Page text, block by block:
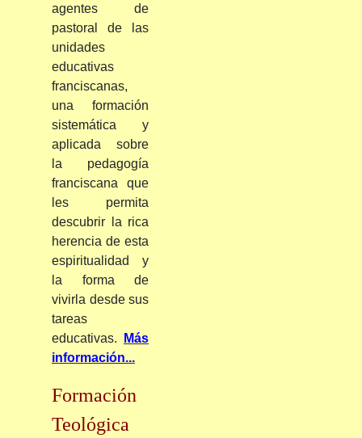
agentes de
pastoral de las
unidades
educativas
franciscanas,
una formación
sistemática y
aplicada sobre
la pedagogía
franciscana que
les permita
descubrir la rica
herencia de esta
espiritualidad y
la forma de
vivirla desde sus
tareas
educativas.
Más
información...
Formación
Teológica